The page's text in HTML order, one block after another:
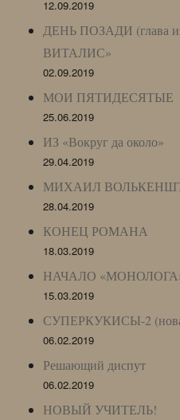
12.09.2019
ДЕНЬ ПОЗАДИ (глава
ВИТАЛИС»
02.09.2019
МОИ ПЯТИДЕСЯТЫЕ
25.06.2019
ИЗ «Вокруг да около»
29.04.2019
МИХАИЛ
28.04.2019
КОНЕЦ РОМАНА
18.03.2019
НАЧАЛО
15.03.2019
СУПЕРКУКИСЫ-2
06.02.2019
Решающий диспут
06.02.2019
НОВЫЙ УЧИТЕЛЬ!